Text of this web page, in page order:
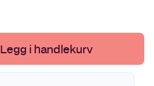
Legg i handlekurv